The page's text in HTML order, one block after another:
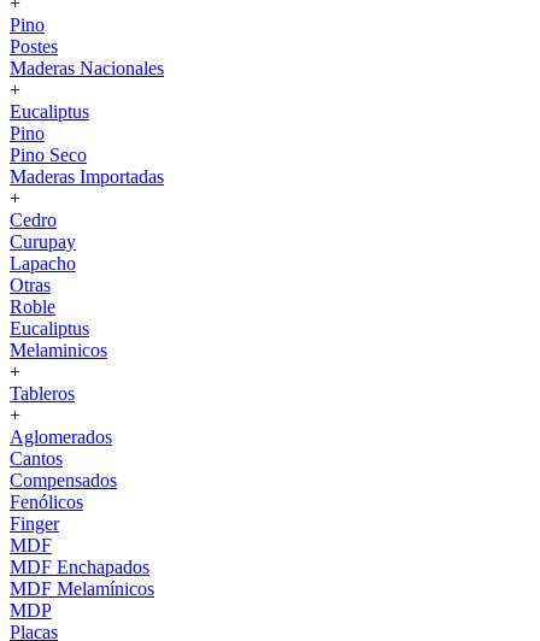
Pino
Postes
Maderas Nacionales
+
Eucaliptus
Pino
Pino Seco
Maderas Importadas
+
Cedro
Curupay
Lapacho
Otras
Roble
Eucaliptus
Melaminicos
+
Tableros
+
Aglomerados
Cantos
Compensados
Fenólicos
Finger
MDF
MDF Enchapados
MDF Melamínicos
MDP
Placas